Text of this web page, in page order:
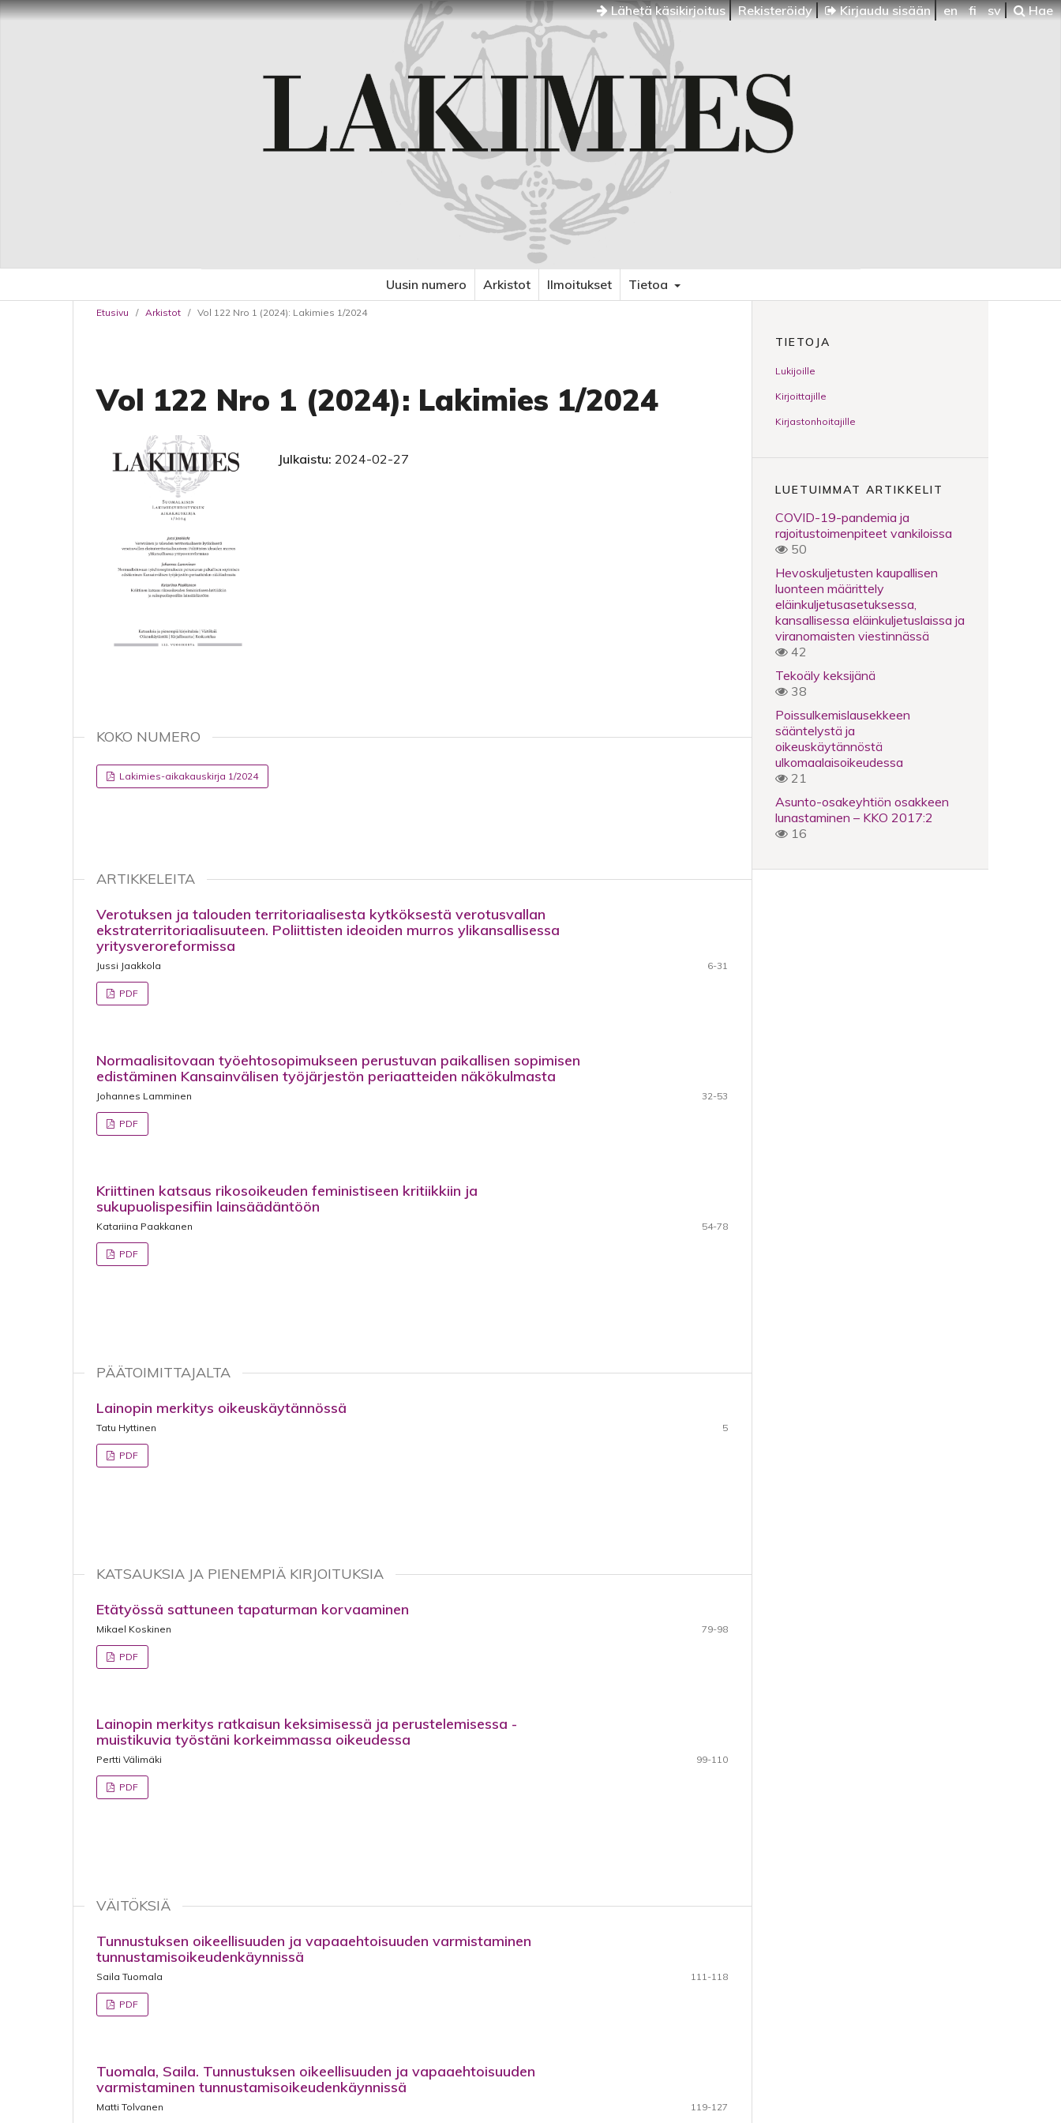
Lähetä käsikirjoitus Rekisteröidy Kirjaudu sisään en fi sv Hae
Uusin numero Arkistot Ilmoitukset Tietoa
Etusivu / Arkistot / Vol 122 Nro 1 (2024): Lakimies 1/2024
Vol 122 Nro 1 (2024): Lakimies 1/2024
Julkaistu: 2024-02-27
KOKO NUMERO
Lakimies-aikakauskirja 1/2024
ARTIKKELEITA
Verotuksen ja talouden territoriaalisesta kytköksestä verotusvallan
ekstraterritoriaalisuuteen. Poliittisten ideoiden murros ylikansallisessa
yritysveroreformissa
Jussi Jaakkola 6-31
PDF
Normaalisitovaan työehtosopimukseen perustuvan paikallisen sopimisen
edistäminen Kansainvälisen työjärjestön periaatteiden näkökulmasta
Johannes Lamminen 32-53
PDF
Kriittinen katsaus rikosoikeuden feministiseen kritiikkiin ja
sukupuolispesifiin lainsäädäntöön
Katariina Paakkanen 54-78
PDF
PÄÄTOIMITTAJALTA
Lainopin merkitys oikeuskäytännössä
Tatu Hyttinen 5
PDF
KATSAUKSIA JA PIENEMPIÄ KIRJOITUKSIA
Etätyössä sattuneen tapaturman korvaaminen
Mikael Koskinen 79-98
PDF
Lainopin merkitys ratkaisun keksimisessä ja perustelemisessa -
muistikuvia työstäni korkeimmassa oikeudessa
Pertti Välimäki 99-110
PDF
VÄITÖKSIÄ
Tunnustuksen oikeellisuuden ja vapaaehtoisuuden varmistaminen
tunnustamisoikeudenkäynnissä
Saila Tuomala 111-118
PDF
Tuomala, Saila. Tunnustuksen oikeellisuuden ja vapaaehtoisuuden
varmistaminen tunnustamisoikeudenkäynnissä
Matti Tolvanen 119-127
TIETOJA
Lukijoille
Kirjoittajille
Kirjastonhoitajille
LUETUIMMAT ARTIKKELIT
COVID-19-pandemia ja
rajoitustoimenpiteet vankiloissa
50
Hevoskuljetusten kaupallisen
luonteen määrittely
eläinkuljetusasetuksessa,
kansallisessa eläinkuljetuslaissa ja
viranomaisten viestinnässä
42
Tekoäly keksijänä
38
Poissulkemislausekkeen
sääntelystä ja
oikeuskäytännöstä
ulkomaalaisoikeudessa
21
Asunto-osakeyhtiön osakkeen
lunastaminen – KKO 2017:2
16